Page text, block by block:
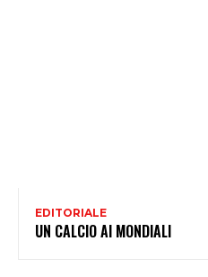
EDITORIALE
UN CALCIO AI MONDIALI